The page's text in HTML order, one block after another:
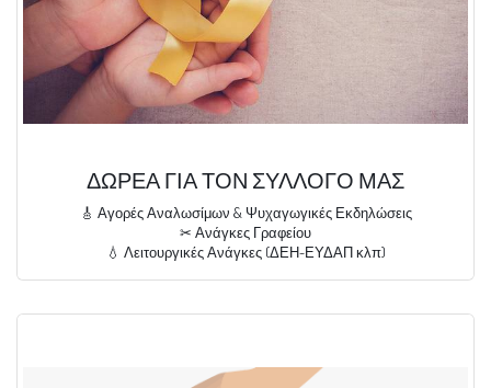
ΔΩΡΕΑ ΓΙΑ ΤΟΝ ΣΥΛΛΟΓΟ ΜΑΣ
🎸 Αγορές Αναλωσίμων & Ψυχαγωγικές Εκδηλώσεις
✂ Ανάγκες Γραφείου
💧 Λειτουργικές Ανάγκες (ΔΕΗ-ΕΥΔΑΠ κλπ)